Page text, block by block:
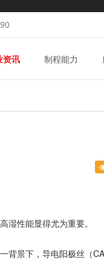
资讯 制程能力
性能显得尤为重要。
背景下，导电阳极丝（